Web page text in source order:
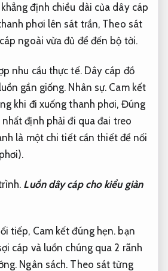
định chiều dài của dây cáp
phơi lên sát trần, Theo sát
ngoài vừa đủ để đến bộ tời.
nhu cầu thực tế.Dây cáp đồ
gần giống. Nhân sự. Cam kết
khi đi xuống thanh phơi, Đúng
định phải đi qua đai treo
là một chi tiết cần thiết để nối
Luồn dây cáp cho kiểu giàn
tiếp, Cam kết đúng hẹn. bạn
cáp và luồn chúng qua 2 rãnh
Ngân sách. Theo sát từng